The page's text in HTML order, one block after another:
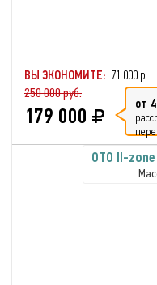
ВЫ ЭКОНОМИТЕ: 71 000 р.
250 000 руб.
179 000 от
OTO II-